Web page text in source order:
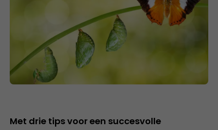
Met drie tips voor een succesvolle